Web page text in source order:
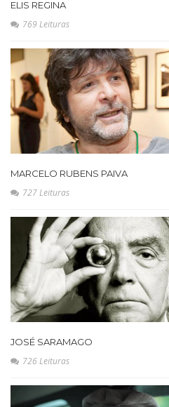
ELIS REGINA
769 Leituras
MARCELO RUBENS PAIVA
727 Leituras
JOSÉ SARAMAGO
726 Leituras